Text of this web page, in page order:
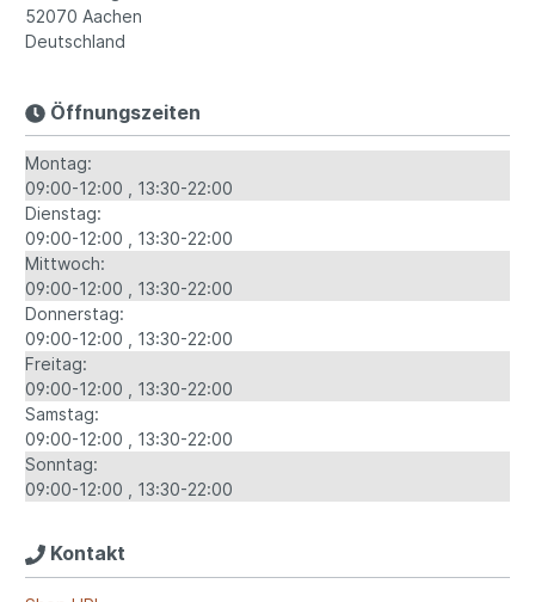
52070 Aachen
Deutschland
Öffnungszeiten
Montag:
09:00-12:00
13:30-22:00
Dienstag:
09:00-12:00
13:30-22:00
Mittwoch:
09:00-12:00
13:30-22:00
Donnerstag:
09:00-12:00
13:30-22:00
Freitag:
09:00-12:00
13:30-22:00
Samstag:
09:00-12:00
13:30-22:00
Sonntag:
09:00-12:00
13:30-22:00
Kontakt